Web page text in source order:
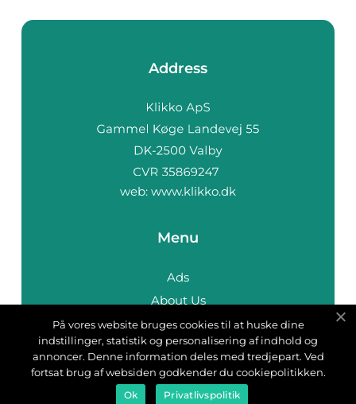
Address
web: www.klikko.dk
Menu
Ads
About Us
Cookies
Contact
Sitemap
På vores website bruges cookies til at huske dine
indstillinger, statistik og personalisering af indhold og
annoncer. Denne information deles med tredjepart. Ved
fortsat brug af websiden godkender du cookiepolitikken.
Ok Privatlivspolitik